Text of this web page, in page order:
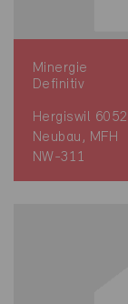
Minergie
Definitiv
Hergiswil 6052
Neubau, MFH
NW-311